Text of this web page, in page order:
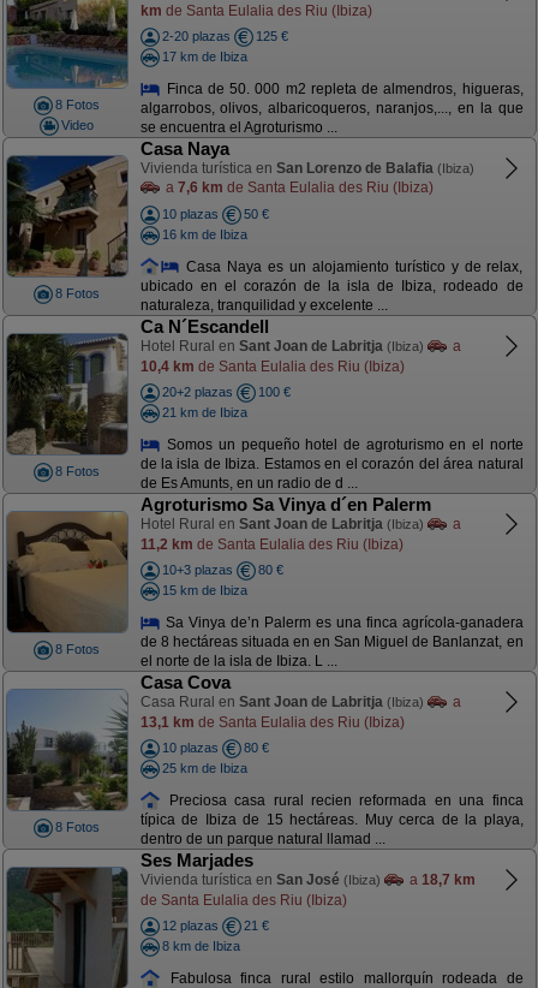
8 Fotos
Video
km de Santa Eulalia des Riu (Ibiza)
2-20 plazas
125 €
17 km de Ibiza
Finca de 50. 000 m2 repleta de almendros, higueras,
algarrobos, olivos, albaricoqueros, naranjos,..., en la que
se encuentra el Agroturismo ...
8 Fotos
Casa Naya
Vivienda turística en San Lorenzo de Balafia (Ibiza)
a 7,6 km de Santa Eulalia des Riu (Ibiza)
10 plazas
50 €
16 km de Ibiza
Casa Naya es un alojamiento turístico y de relax,
ubicado en el corazón de la isla de Ibiza, rodeado de
naturaleza, tranquilidad y excelente ...
8 Fotos
Ca N´Escandell
Hotel Rural en Sant Joan de Labritja (Ibiza)
a
10,4 km de Santa Eulalia des Riu (Ibiza)
20+2 plazas
100 €
21 km de Ibiza
Somos un pequeño hotel de agroturismo en el norte
de la isla de Ibiza. Estamos en el corazón del área natural
de Es Amunts, en un radio de d ...
8 Fotos
Agroturismo Sa Vinya d´en Palerm
Hotel Rural en Sant Joan de Labritja (Ibiza)
a
11,2 km de Santa Eulalia des Riu (Ibiza)
10+3 plazas
80 €
15 km de Ibiza
Sa Vinya de’n Palerm es una finca agrícola-ganadera
de 8 hectáreas situada en en San Miguel de Banlanzat, en
el norte de la isla de Ibiza. L ...
8 Fotos
Casa Cova
Casa Rural en Sant Joan de Labritja (Ibiza)
a
13,1 km de Santa Eulalia des Riu (Ibiza)
10 plazas
80 €
25 km de Ibiza
Preciosa casa rural recien reformada en una finca
típica de Ibiza de 15 hectáreas. Muy cerca de la playa,
dentro de un parque natural llamad ...
Ses Marjades
Vivienda turística en San José (Ibiza) a 18,7 km
de Santa Eulalia des Riu (Ibiza)
12 plazas
21 €
8 km de Ibiza
Fabulosa finca rural estilo mallorquín rodeada de